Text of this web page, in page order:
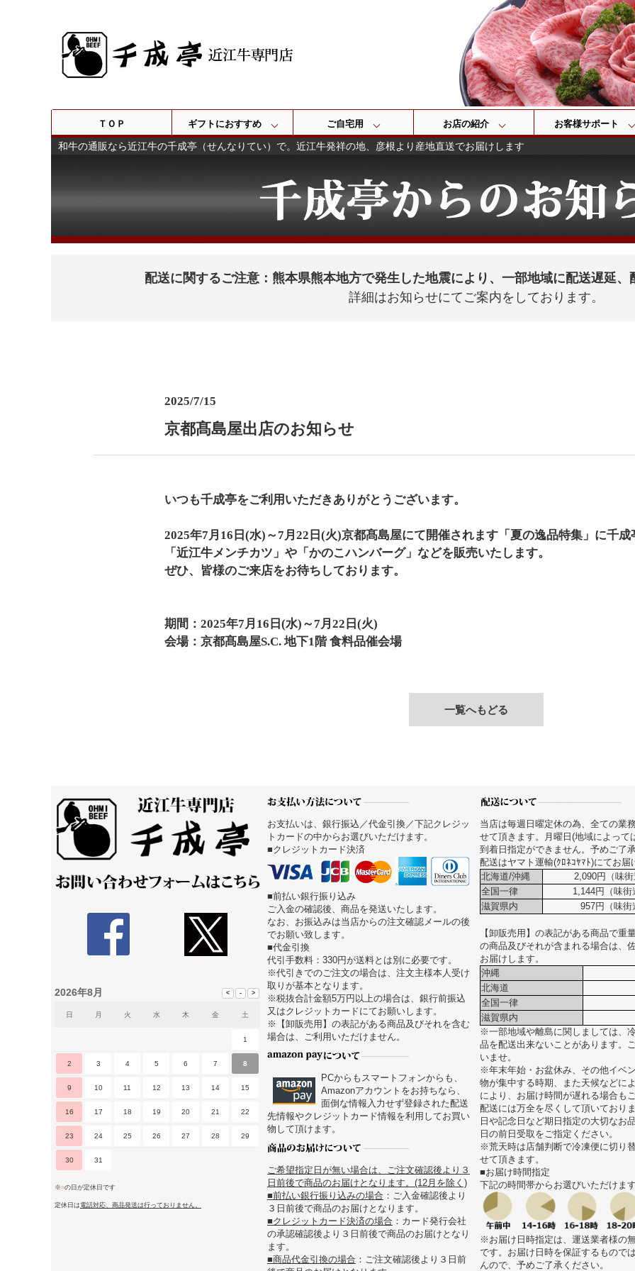
検索
ＴＯＰ ギフトにおすすめ ご自宅用 お店の紹介 お客様サポート
和牛の通販なら近江牛の千成亭（せんなりてい）で。近江牛発祥の地、彦根より産地直送でお届けします
配送に関するご注意：熊本県熊本地方で発生した地震により、一部地域に配送遅延、
詳細はお知らせにてご案内をしております。
2025/7/15
京都髙島屋出店のお知らせ
いつも千成亭をご利用いただきありがとうございます。
2025年7月16日(水)～7月22日(火)京都髙島屋にて開催されます「夏の逸品特集」に千成
「近江牛メンチカツ」や「かのこハンバーグ」などを販売いたします。
ぜひ、皆様のご来店をお待ちしております。
期間：2025年7月16日(水)～7月22日(火)
会場：京都髙島屋S.C. 地下1階 食料品催会場
一覧へもどる
2026年8月
日 月 火 水 木 金 土
1
2 3 4 5 6 7 8
9 10 11 12 13 14 15
16 17 18 19 20 21 22
23 24 25 26 27 28 29
30 31
※ ■の日が定休日です
定休日は 電話対応、商品発送は行っておりません。
お支払いは、銀行振込／代金引換／下記クレジッ
トカードの中からお選びいただけます。
■クレジットカード決済
■前払い銀行振り込み
ご入金の確認後、商品を発送いたします。
なお、お振込みは当店からの注文確認メールの後
でお願い致します。
■代金引換
代引手数料：330円が送料とは別に必要です。
※代引きでのご注文の場合は、注文主様本人受け
取りが基本となります。
※税抜合計金額5万円以上の場合は、銀行前振込
又はクレジットカードにてお願いします。
※【卸販売用】の表記がある商品及びそれを含む
場合は、ご利用いただけません。
PCからもスマートフォンからも、
Amazonアカウントをお持ちなら、
面倒な情報入力せず登録された配送
先情報やクレジットカード情報を利用してお買い
物して頂けます。
ご希望指定日が無い場合は、ご注文確認後より３
日前後で商品のお届けとなります。(12月を除く)
■前払い銀行振り込みの場合 ：ご入金確認後より
３日前後で商品のお届けとなります。
■クレジットカード決済の場合 ：カード発行会社
の承認確認後より３日前後で商品のお届けとなり
ます。
■商品代金引換の場合 ：ご注文確認後より３日前
当店は毎週日曜定休の為、全ての業
せて頂きます。月曜日(地域によって
到着日指定ができません。予めご了承
配送はヤマト運輸(ｸﾛﾈｺﾔﾏﾄ)にてお届
北海道/沖縄
2,090円（味街
全国一律
1,144円（味街
滋賀県内
957円（味街
【卸販売用】の表記がある商品で重
の商品及びそれが含まれる場合は、
お届けします。
沖縄
北海道
全国一律
滋賀県内
※一部地域や離島に関しましては、
品を配送出来ないことがあります。
いませ。
※年末年始・お盆休み、その他イベ
物が集中する時期、また天候などに
により、お届け時間が遅れる場合も
配送には万全を尽くして頂いており
日や記念日など期日指定の大切なお
日の前日受取をご指定ください。
※荒天時は店舗判断で冷凍便に切り
せて頂きます。
■お届け時間指定
下記の時間帯からお選びいただけます
※お届け日時指定は、運送業者様の
です。お届け日時を保証するもので
んので、予めご了承ください。